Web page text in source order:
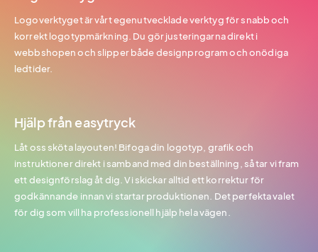
Logoverktyget är vårt egenutvecklade verktyg för snabb och
korrekt logotypmärkning. Du gör justeringarna direkt i
webbshopen och slipper både designprogram och onödiga
ledtider.
Hjälp från easytryck
Låt oss sköta layouten! Bifoga din logotyp, grafik och
instruktioner direkt i samband med din beställning, så tar vi fram
ett designförslag åt dig. Vi skickar alltid ett korrektur för
godkännande innan vi startar produktionen. Det perfekta valet
för dig som vill ha professionell hjälp hela vägen.